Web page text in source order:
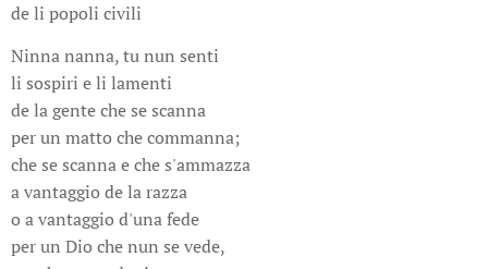
de li popoli civili
Ninna nanna, tu nun senti
li sospiri e li lamenti
de la gente che se scanna
per un matto che commanna;
che se scanna e che s'ammazza
a vantaggio de la razza
o a vantaggio d'una fede
per un Dio che nun se vede,